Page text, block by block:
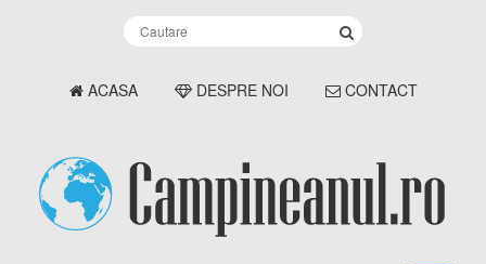
ACASA DESPRE NOI CONTACT